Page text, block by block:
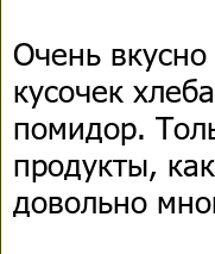
Очень
кусочек
помидор.
продукты,
довольно